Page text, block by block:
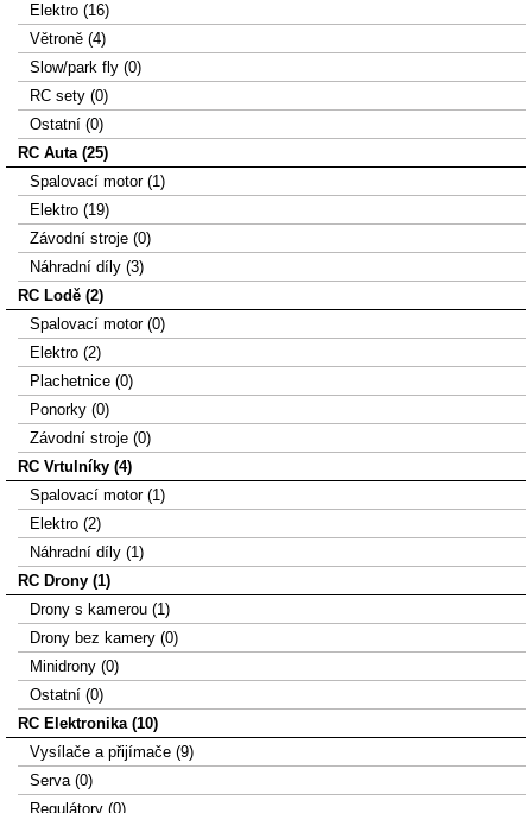
Elektro (16)
Větroně (4)
Slow/park fly (0)
RC sety (0)
Ostatní (0)
RC Auta (25)
Spalovací motor (1)
Elektro (19)
Závodní stroje (0)
Náhradní díly (3)
RC Lodě (2)
Spalovací motor (0)
Elektro (2)
Plachetnice (0)
Ponorky (0)
Závodní stroje (0)
RC Vrtulníky (4)
Spalovací motor (1)
Elektro (2)
Náhradní díly (1)
RC Drony (1)
Drony s kamerou (1)
Drony bez kamery (0)
Minidrony (0)
Ostatní (0)
RC Elektronika (10)
Vysílače a přijímače (9)
Serva (0)
Regulátory (0)